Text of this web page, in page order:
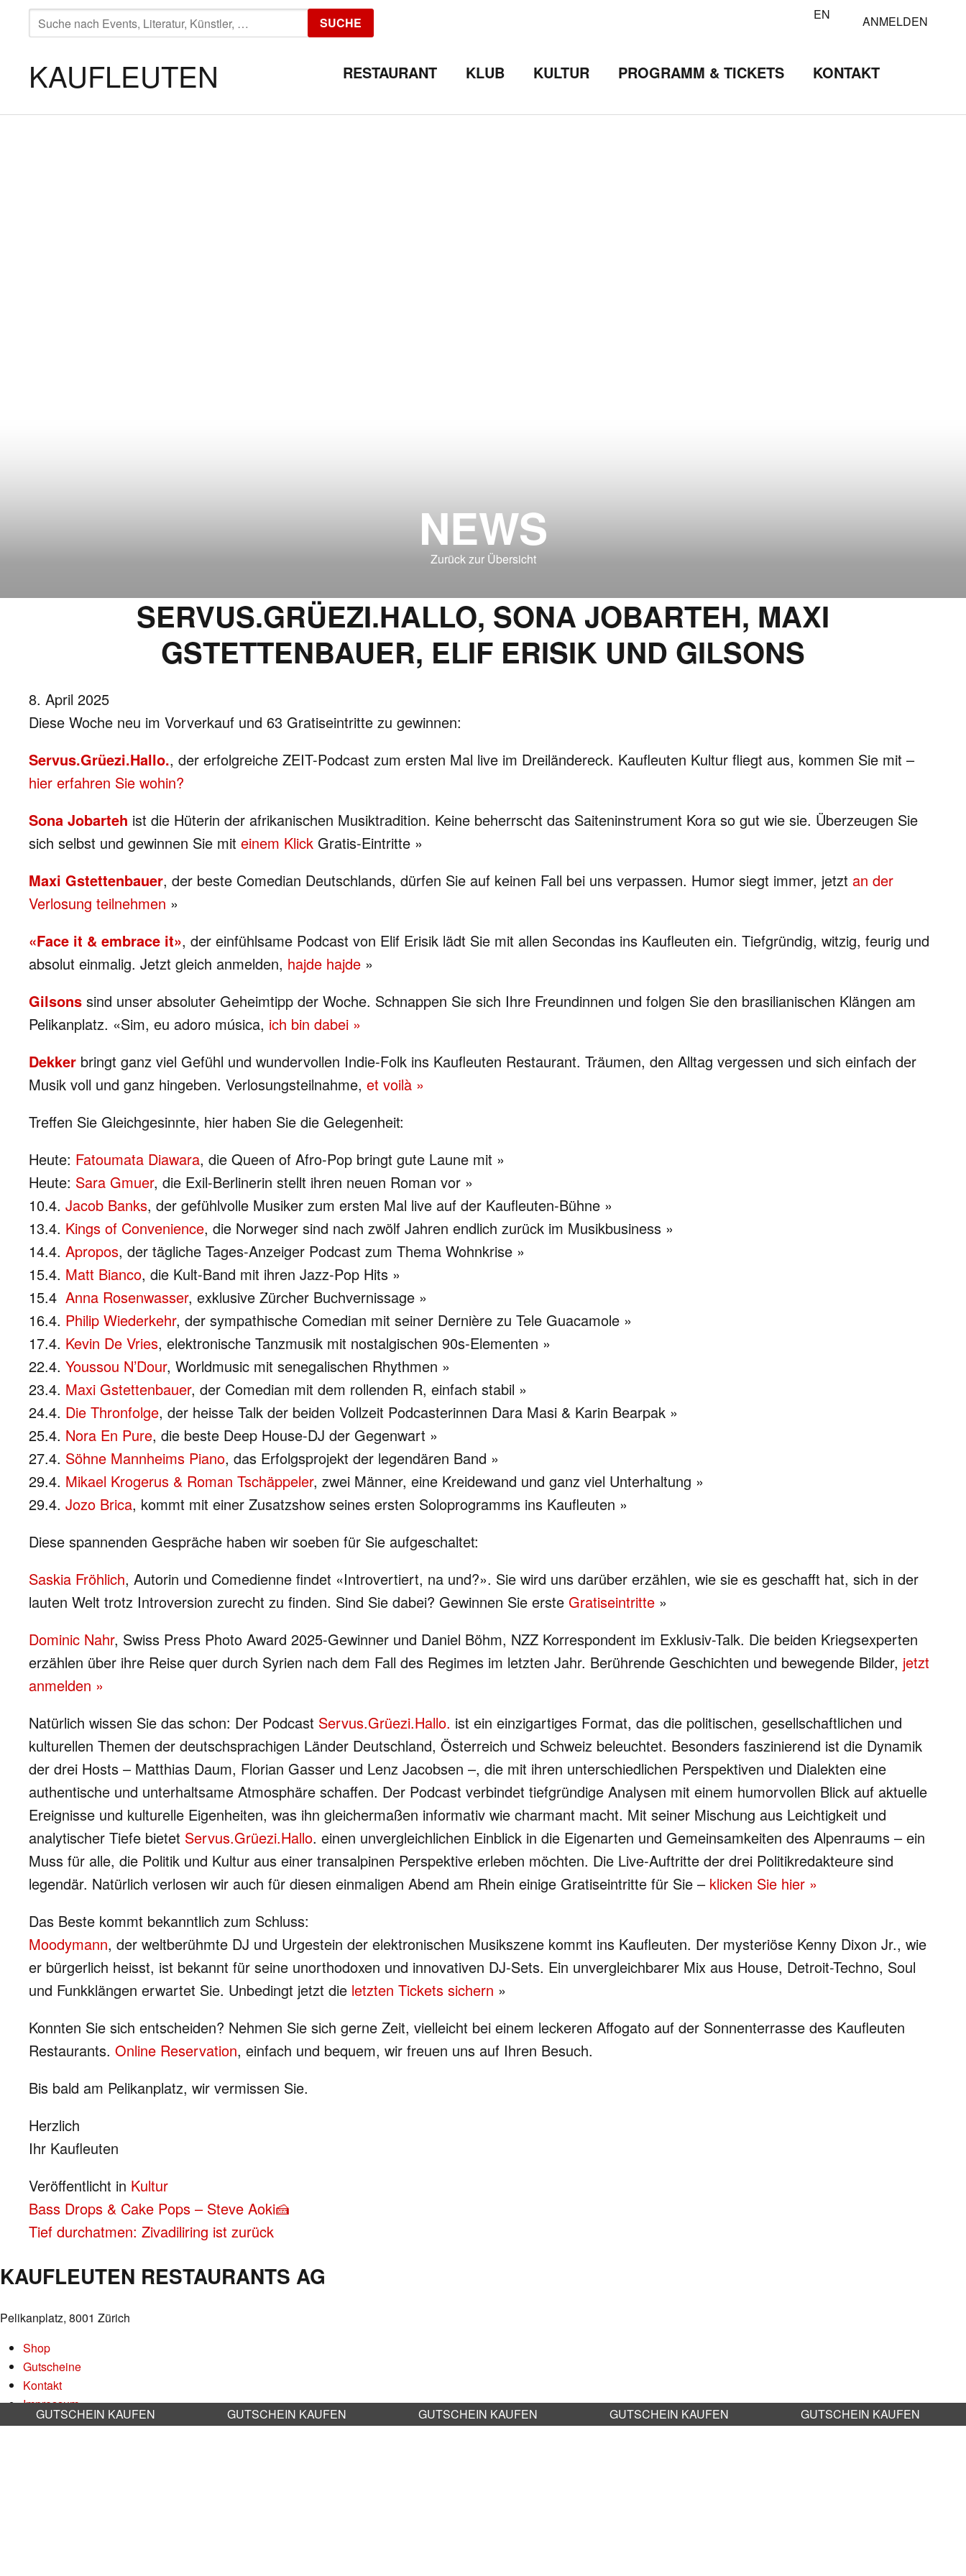
SUCHE
NACH:
SUCHE EN ANMELDEN
KAUFLEUTEN RESTAURANT KLUB KULTUR PROGRAMM & TICKETS KONTAKT
NEWS
Zurück zur Übersicht
SERVUS.GRÜEZI.HALLO, SONA JOBARTEH, MAXI
GSTETTENBAUER, ELIF ERISIK UND GILSONS
8. April 2025
Diese Woche neu im Vorverkauf und 63 Gratiseintritte zu gewinnen:
Servus.Grüezi.Hallo., der erfolgreiche ZEIT-Podcast zum ersten Mal live im Dreiländereck. Kaufleuten Kultur fliegt aus, kommen Sie mit –
hier erfahren Sie wohin?
Sona Jobarteh ist die Hüterin der afrikanischen Musiktradition. Keine beherrscht das Saiteninstrument Kora so gut wie sie. Überzeugen Sie
sich selbst und gewinnen Sie mit einem Klick Gratis-Eintritte »
Maxi Gstettenbauer, der beste Comedian Deutschlands, dürfen Sie auf keinen Fall bei uns verpassen. Humor siegt immer, jetzt an der
Verlosung teilnehmen »
«Face it & embrace it», der einfühlsame Podcast von Elif Erisik lädt Sie mit allen Secondas ins Kaufleuten ein. Tiefgründig, witzig, feurig und
absolut einmalig. Jetzt gleich anmelden, hajde hajde »
Gilsons sind unser absoluter Geheimtipp der Woche. Schnappen Sie sich Ihre Freundinnen und folgen Sie den brasilianischen Klängen am
Pelikanplatz. «Sim, eu adoro música, ich bin dabei »
Dekker bringt ganz viel Gefühl und wundervollen Indie-Folk ins Kaufleuten Restaurant. Träumen, den Alltag vergessen und sich einfach der
Musik voll und ganz hingeben. Verlosungsteilnahme, et voilà »
Treffen Sie Gleichgesinnte, hier haben Sie die Gelegenheit:
Heute: Fatoumata Diawara, die Queen of Afro-Pop bringt gute Laune mit »
Heute: Sara Gmuer, die Exil-Berlinerin stellt ihren neuen Roman vor »
10.4. Jacob Banks, der gefühlvolle Musiker zum ersten Mal live auf der Kaufleuten-Bühne »
13.4. Kings of Convenience, die Norweger sind nach zwölf Jahren endlich zurück im Musikbusiness »
14.4. Apropos, der tägliche Tages-Anzeiger Podcast zum Thema Wohnkrise »
15.4. Matt Bianco, die Kult-Band mit ihren Jazz-Pop Hits »
15.4 Anna Rosenwasser, exklusive Zürcher Buchvernissage »
16.4. Philip Wiederkehr, der sympathische Comedian mit seiner Dernière zu Tele Guacamole »
17.4. Kevin De Vries, elektronische Tanzmusik mit nostalgischen 90s-Elementen »
22.4. Youssou N’Dour, Worldmusic mit senegalischen Rhythmen »
23.4. Maxi Gstettenbauer, der Comedian mit dem rollenden R, einfach stabil »
24.4. Die Thronfolge, der heisse Talk der beiden Vollzeit Podcasterinnen Dara Masi & Karin Bearpak »
25.4. Nora En Pure, die beste Deep House-DJ der Gegenwart »
27.4. Söhne Mannheims Piano, das Erfolgsprojekt der legendären Band »
29.4. Mikael Krogerus & Roman Tschäppeler, zwei Männer, eine Kreidewand und ganz viel Unterhaltung »
29.4. Jozo Brica, kommt mit einer Zusatzshow seines ersten Soloprogramms ins Kaufleuten »
Diese spannenden Gespräche haben wir soeben für Sie aufgeschaltet:
Saskia Fröhlich, Autorin und Comedienne findet «Introvertiert, na und?». Sie wird uns darüber erzählen, wie sie es geschafft hat, sich in der
lauten Welt trotz Introversion zurecht zu finden. Sind Sie dabei? Gewinnen Sie erste Gratiseintritte »
Dominic Nahr, Swiss Press Photo Award 2025-Gewinner und Daniel Böhm, NZZ Korrespondent im Exklusiv-Talk. Die beiden Kriegsexperten
erzählen über ihre Reise quer durch Syrien nach dem Fall des Regimes im letzten Jahr. Berührende Geschichten und bewegende Bilder, jetzt
anmelden »
Natürlich wissen Sie das schon: Der Podcast Servus.Grüezi.Hallo. ist ein einzigartiges Format, das die politischen, gesellschaftlichen und
kulturellen Themen der deutschsprachigen Länder Deutschland, Österreich und Schweiz beleuchtet. Besonders faszinierend ist die Dynamik
der drei Hosts – Matthias Daum, Florian Gasser und Lenz Jacobsen –, die mit ihren unterschiedlichen Perspektiven und Dialekten eine
authentische und unterhaltsame Atmosphäre schaffen. Der Podcast verbindet tiefgründige Analysen mit einem humorvollen Blick auf aktuelle
Ereignisse und kulturelle Eigenheiten, was ihn gleichermaßen informativ wie charmant macht. Mit seiner Mischung aus Leichtigkeit und
analytischer Tiefe bietet Servus.Grüezi.Hallo. einen unvergleichlichen Einblick in die Eigenarten und Gemeinsamkeiten des Alpenraums – ein
Muss für alle, die Politik und Kultur aus einer transalpinen Perspektive erleben möchten. Die Live-Auftritte der drei Politikredakteure sind
legendär. Natürlich verlosen wir auch für diesen einmaligen Abend am Rhein einige Gratiseintritte für Sie – klicken Sie hier »
Das Beste kommt bekanntlich zum Schluss:
Moodymann, der weltberühmte DJ und Urgestein der elektronischen Musikszene kommt ins Kaufleuten. Der mysteriöse Kenny Dixon Jr., wie
er bürgerlich heisst, ist bekannt für seine unorthodoxen und innovativen DJ-Sets. Ein unvergleichbarer Mix aus House, Detroit-Techno, Soul
und Funkklängen erwartet Sie. Unbedingt jetzt die letzten Tickets sichern »
Konnten Sie sich entscheiden? Nehmen Sie sich gerne Zeit, vielleicht bei einem leckeren Affogato auf der Sonnenterrasse des Kaufleuten
Restaurants. Online Reservation, einfach und bequem, wir freuen uns auf Ihren Besuch.
Bis bald am Pelikanplatz, wir vermissen Sie.
Herzlich
Ihr Kaufleuten
Veröffentlicht in Kultur
BEITRAGS-
NAVIGATION
Bass Drops & Cake Pops – Steve Aoki🍰
Tief durchatmen: Zivadiliring ist zurück
KAUFLEUTEN RESTAURANTS AG
Pelikanplatz, 8001 Zürich
Shop
Gutscheine
Kontakt
Impressum
Datenschutz
GUTSCHEIN KAUFEN GUTSCHEIN KAUFEN GUTSCHEIN KAUFEN GUTSCHEIN KAUFEN GUTSCHEIN KAUFEN